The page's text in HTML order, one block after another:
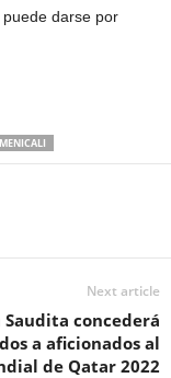
darse por
Next article
Saudita concederá
a aficionados al
de Qatar 2022